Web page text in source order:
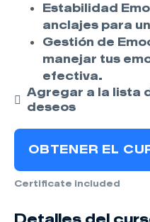
Estabilidad
anclajes para
Gestión de
manejar tus
efectiva.
Agregar a la lista
deseos
OBTENER EL
Certificate included